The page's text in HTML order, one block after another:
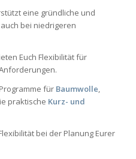
eine gründliche und
bei niedrigeren
Euch Flexibilität für
für Baumwolle,
praktische Kurz- und
bei der Planung Eurer